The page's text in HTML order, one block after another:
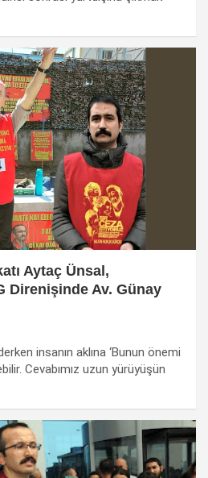
Aytaç Ünsal,
Direnişinde Av. Günay
insanın aklına ‘Bunun önemi
Cevabımız uzun yürüyüşün